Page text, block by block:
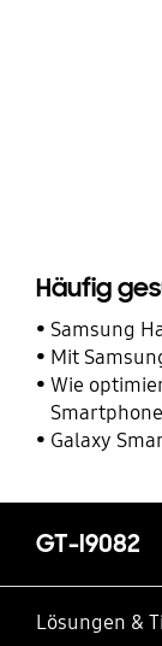
Häufig
Samsung
Mit
Wie
Galaxy
GT-I9082
Lösungen &